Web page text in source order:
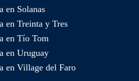
en Solanas
en Treinta y Tres
en Tío Tom
en Uruguay
en Village del Faro